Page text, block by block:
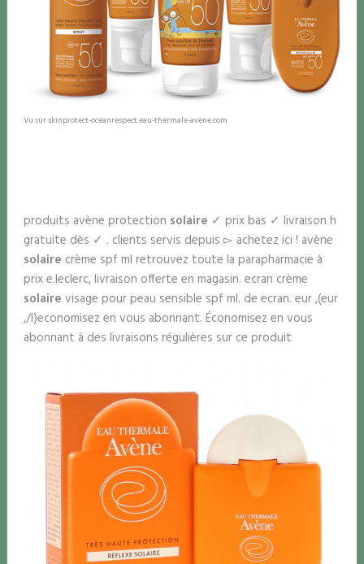
Vu sur skinprotect-oceanrespect.eau-thermale-avene.com
produits avène protection solaire ✓ prix bas ✓ livraison h
gratuite dès ✓ . clients servis depuis ▻ achetez ici ! avène
solaire crème spf ml retrouvez toute la parapharmacie à
prix e.leclerc, livraison offerte en magasin. ecran crème
solaire visage pour peau sensible spf ml. de ecran. eur ,(eur
,/l)economisez en vous abonnant. Économisez en vous
abonnant à des livraisons régulières sur ce produit